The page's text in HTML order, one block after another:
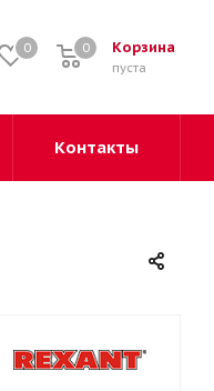
0 Корзина
пуста
0
Контакты